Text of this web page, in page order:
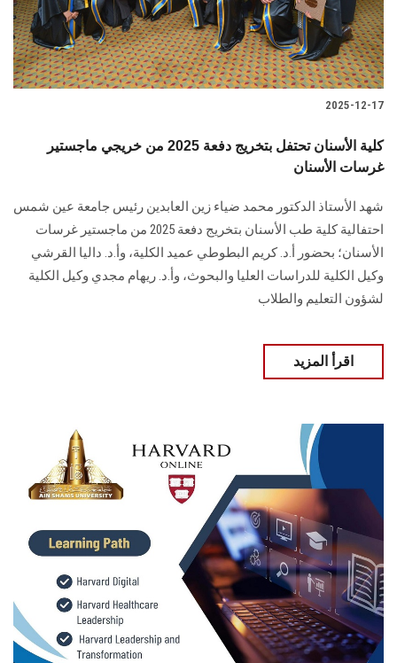
2025-12-17
كلية الأسنان تحتفل بتخريج دفعة 2025 من خريجي ماجستير
غرسات الأسنان
شهد الأستاذ الدكتور محمد ضياء زين العابدين رئيس جامعة عين شمس
احتفالية كلية طب الأسنان بتخريج دفعة 2025 من ماجستير غرسات
الأسنان؛ بحضور أ.د. كريم البطوطي عميد الكلية، وأ.د. داليا القرشي
وكيل الكلية للدراسات العليا والبحوث، وأ.د. ريهام مجدي وكيل الكلية
لشؤون التعليم والطلاب
اقرأ المزيد